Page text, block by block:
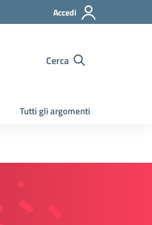
Accedi
Cerca
Tutti gli argomenti